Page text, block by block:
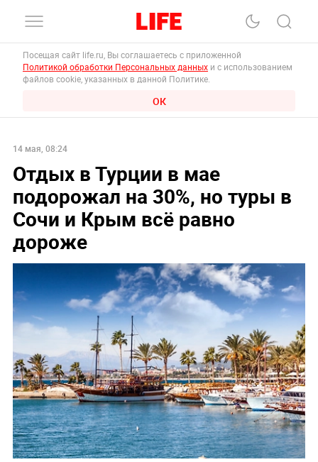
Посещая сайт life.ru, Вы соглашаетесь с приложенной
Политикой обработки Персональных данных и с использованием
файлов cookie, указанных в данной Политике.
ОК
14 мая, 08:24
Отдых в Турции в мае
подорожал на 30%, но туры в
Сочи и Крым всё равно
дороже